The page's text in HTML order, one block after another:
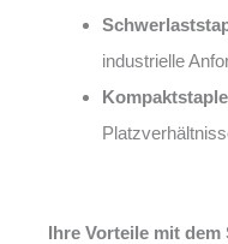
industrielle
Ihre Vorteile mit dem